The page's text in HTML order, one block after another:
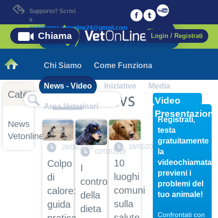
Supporto? Scrivi
a
assistenza.vetonline24@gmail.com
Chi Siamo Come Funziona
News - Video Iniziative Media
Area Veterinari
Login / Registrati
Chiama
Categorie
News
Vetonline
28/06/2018
Colpo
di
calore:
guida
02/02/2018
I
contro
della
dieta
18/01/2018
10
luoghi
comuni
sulla
Video
Registrati,
testa
gratuitamente
la
videochiamata,
previeni i
problemi del
tuo animale!
Confrontati con